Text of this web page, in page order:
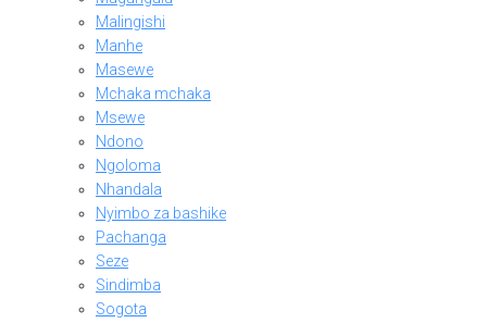
Malingishi
Manhe
Masewe
Mchaka mchaka
Msewe
Ndono
Ngoloma
Nhandala
Nyimbo za bashike
Pachanga
Seze
Sindimba
Sogota